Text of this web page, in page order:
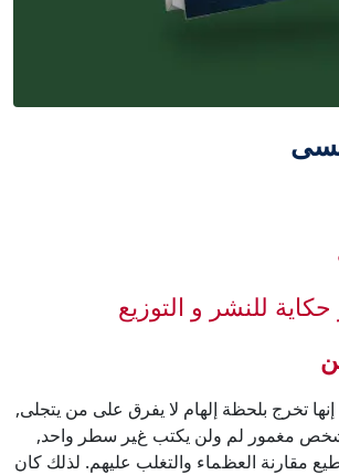
للنشر و التوزيع
تخرج بلحظة إلهام لا يفرق على من يتجلى,
مغمور ﻟﻢ ولن يكتب غﻴﺮ سطر واحد,
مقارنة العظﻤﺎء والتغلب عليهم. لذلك كان